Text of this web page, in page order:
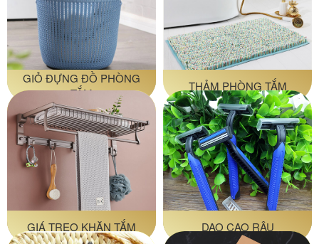
GIỎ ĐỰNG ĐỒ PHÒNG
TẮM
THẢM PHÒNG TẮM
GIÁ TREO KHĂN TẮM DAO CẠO RÂU